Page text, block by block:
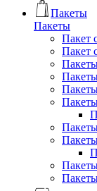
Пакеты
Пакеты
Пакет
Пакет